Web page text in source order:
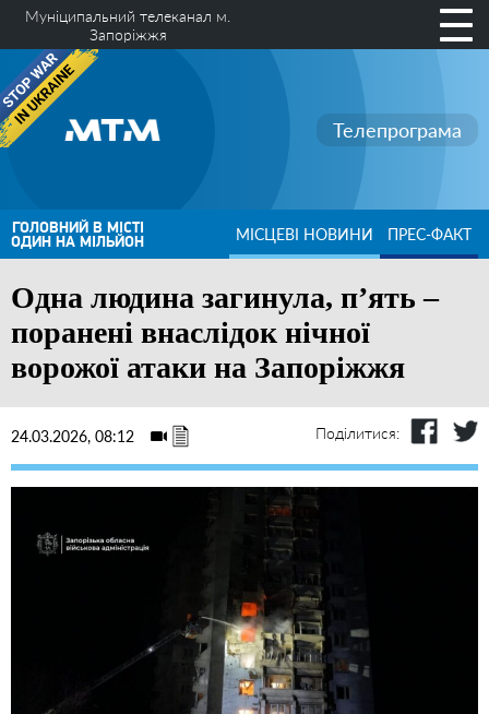
Муніципальний телеканал м.
Запоріжжя
Телепрограма
ГОЛОВНИЙ В МІСТІ
ОДИН НА МІЛЬЙОН МІСЦЕВІ НОВИНИ ПРЕС-ФАКТ
Одна людина загинула, п’ять –
поранені внаслідок нічної
ворожої атаки на Запоріжжя
24.03.2026, 08:12 Поділитися: